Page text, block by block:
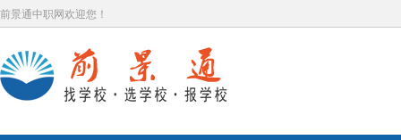
前景通中职网欢迎您！